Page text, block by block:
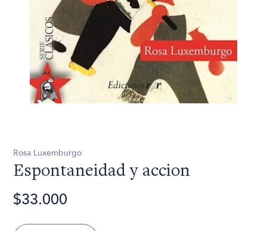
Rosa Luxemburgo
Espontaneidad y accion
$33.000